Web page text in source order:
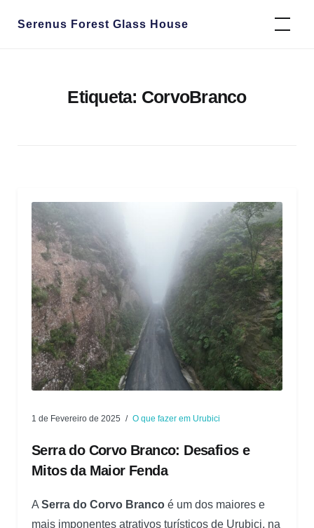
Serenus Forest Glass House
Etiqueta: CorvoBranco
1 de Fevereiro de 2025 O que fazer em Urubici
Serra do Corvo Branco: Desafios e
Mitos da Maior Fenda
A Serra do Corvo Branco é um dos maiores e
mais imponentes atrativos turísticos de Urubici, na